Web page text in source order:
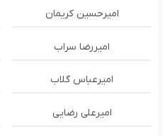
امیرحسین کریمان
امیررضا سراب
امیرعباس گلاب
امیرعلی رضایی